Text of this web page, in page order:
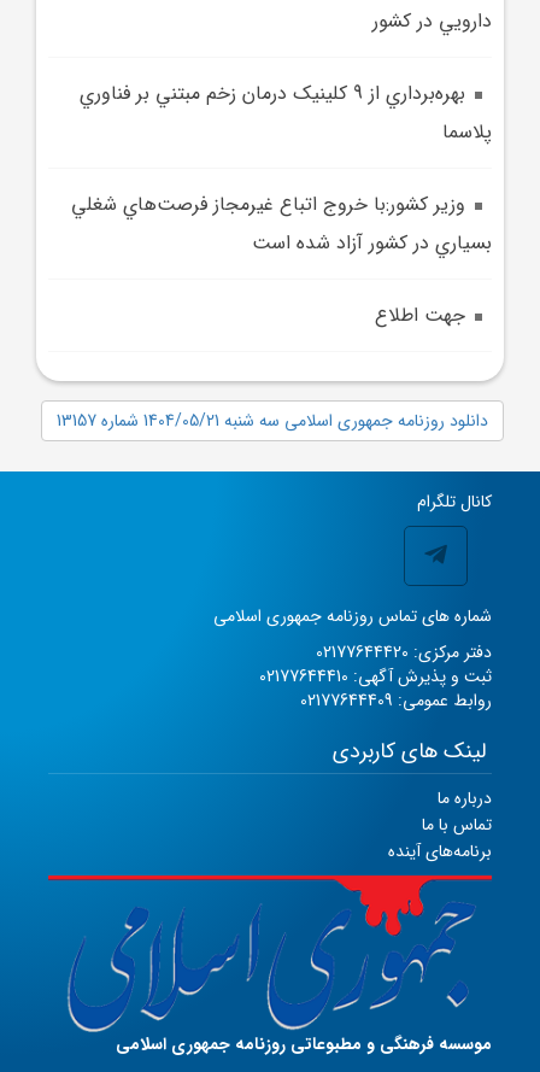
دارويي در کشور
بهره‌برداري از 9 کلينيک درمان زخم مبتني بر فناوري
پلاسما
وزير کشور:با خروج اتباع غيرمجاز فرصت‌هاي شغلي
بسياري در کشور آزاد شده است
جهت اطلاع
دانلود روزنامه جمهوری اسلامی سه شنبه 1404/05/21 شماره 13157
کانال تلگرام
شماره های تماس روزنامه جمهوری اسلامی
دفتر مرکزی: 02177644420
ثبت و پذیرش آگهی: 02177644410
روابط عمومی: 02177644409
لینک های کاربردی
درباره ما
تماس با ما
برنامه‌های آینده
موسسه فرهنگی و مطبوعاتی روزنامه جمهوری اسلامی